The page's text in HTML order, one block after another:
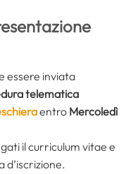
essere inviata
telematica
entro Mercoledì
il curriculum vitae e
d’iscrizione.